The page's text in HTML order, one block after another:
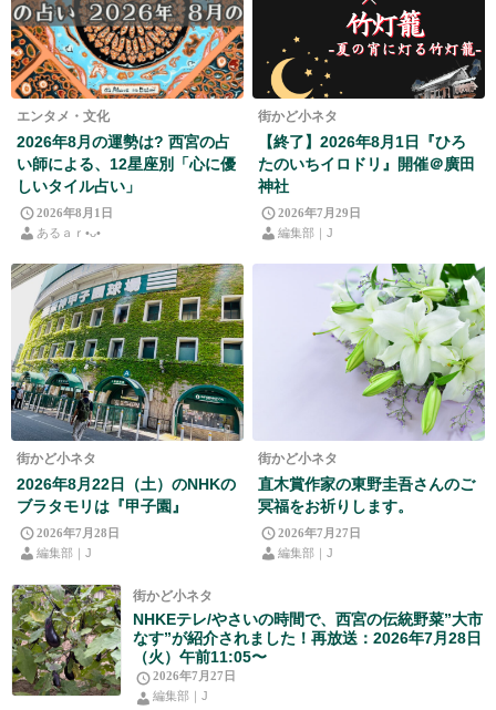
エンタメ・文化
2026年8月の運勢は? 西宮の占
い師による、12星座別「心に優
しいタイル占い」
2026年8月1日
あるａｒ•⁠ᴗ⁠•⁠
街かど小ネタ
【終了】2026年8月1日『ひろ
たのいちイロドリ』開催＠廣田
神社
2026年7月29日
編集部｜J
街かど小ネタ
2026年8月22日（土）のNHKの
ブラタモリは『甲子園』
2026年7月28日
編集部｜J
街かど小ネタ
直木賞作家の東野圭吾さんのご
冥福をお祈りします。
2026年7月27日
編集部｜J
街かど小ネタ
NHKEテレ/やさいの時間で、西宮の伝統野菜”大市
なす”が紹介されました！再放送：2026年7月28日
（火）午前11:05〜
2026年7月27日
編集部｜J